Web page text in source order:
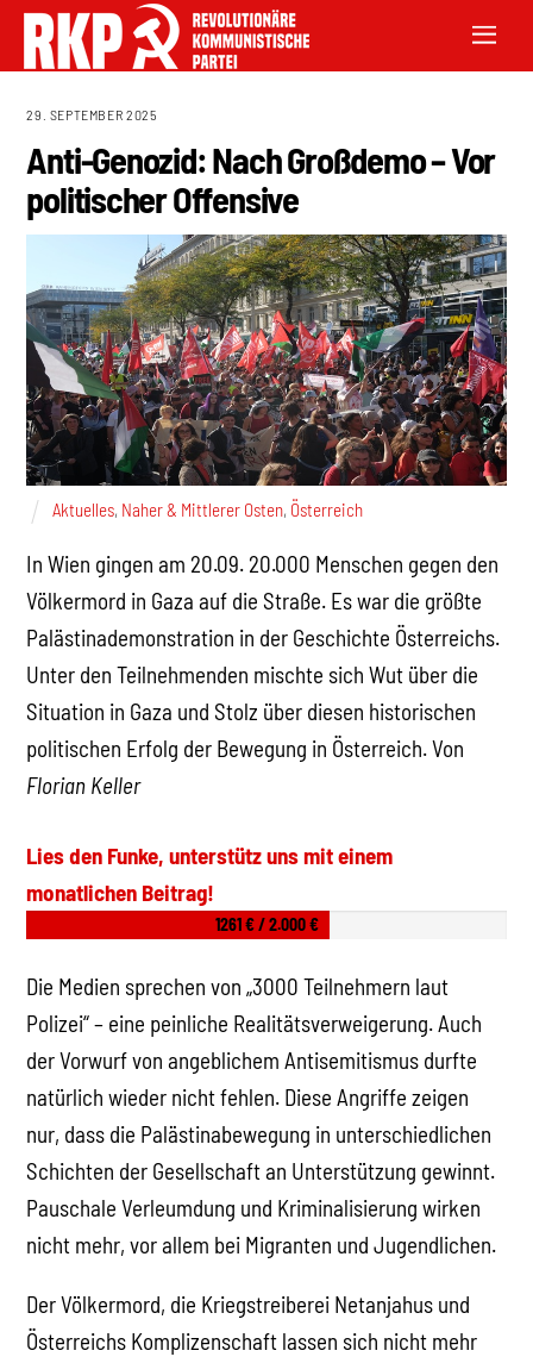
29. SEPTEMBER 2025
Anti-Genozid: Nach Großdemo – Vor
politischer Offensive
Aktuelles, Naher & Mittlerer Osten, Österreich
In Wien gingen am 20.09. 20.000 Menschen gegen den
Völkermord in Gaza auf die Straße. Es war die größte
Palästinademonstration in der Geschichte Österreichs.
Unter den Teilnehmenden mischte sich Wut über die
Situation in Gaza und Stolz über diesen historischen
politischen Erfolg der Bewegung in Österreich. Von
Florian Keller
Lies den Funke, unterstütz uns mit einem
monatlichen Beitrag!
1261 € / 2.000 €
Die Medien sprechen von „3000 Teilnehmern laut
Polizei“ – eine peinliche Realitätsverweigerung. Auch
der Vorwurf von angeblichem Antisemitismus durfte
natürlich wieder nicht fehlen. Diese Angriffe zeigen
nur, dass die Palästinabewegung in unterschiedlichen
Schichten der Gesellschaft an Unterstützung gewinnt.
Pauschale Verleumdung und Kriminalisierung wirken
nicht mehr, vor allem bei Migranten und Jugendlichen.
Der Völkermord, die Kriegstreiberei Netanjahus und
Österreichs Komplizenschaft lassen sich nicht mehr